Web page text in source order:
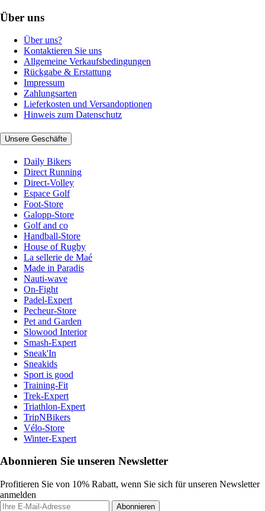
Über uns
Über uns?
Kontaktieren Sie uns
Allgemeine Verkaufsbedingungen
Rückgabe & Erstattung
Impressum
Zahlungsarten
Lieferkosten und Versandoptionen
Hinweis zum Datenschutz
Unsere Geschäfte
Daily Bikers
Direct Running
Direct-Volley
Espace Golf
Foot-Store
Galopp-Store
Golf and co
Handball-Store
House of Rugby
La sellerie de Maé
Made in Paradis
Nauti-wave
On-Fight
Padel-Expert
Pecheur-Store
Pet and Garden
Slowood Interior
Smash-Expert
Sneak'In
Sneakids
Sport is good
Training-Fit
Trek-Expert
Triathlon-Expert
TripNBikers
Vélo-Store
Winter-Expert
Abonnieren Sie unseren Newsletter
Profitieren Sie von 10% Rabatt, wenn Sie sich für unseren Newsletter
anmelden
Abonnieren